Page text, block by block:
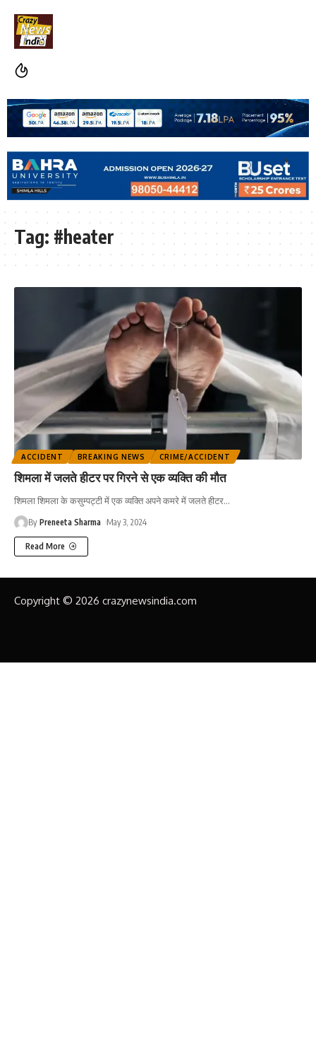
Tag: #heater
ACCIDENT BREAKING NEWS CRIME/ACCIDENT
शिमला में जलते हीटर पर गिरने से एक व्यक्ति की मौत
शिमला शिमला के कसुम्पट्टी में एक व्यक्ति अपने कमरे में जलते हीटर…
By Preneeta Sharma May 3, 2024
Read More
Copyright © 2026 crazynewsindia.com